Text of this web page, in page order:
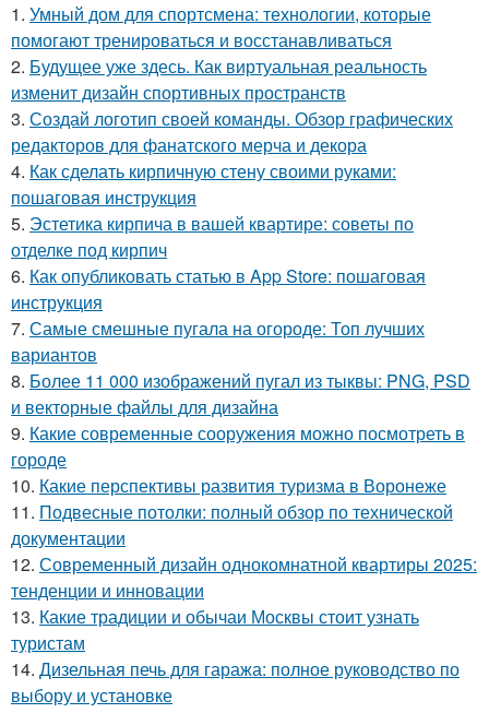
1. Умный дом для спортсмена: технологии, которые
помогают тренироваться и восстанавливаться
2. Будущее уже здесь. Как виртуальная реальность
изменит дизайн спортивных пространств
3. Создай логотип своей команды. Обзор графических
редакторов для фанатского мерча и декора
4. Как сделать кирпичную стену своими руками:
пошаговая инструкция
5. Эстетика кирпича в вашей квартире: советы по
отделке под кирпич
6. Как опубликовать статью в App Store: пошаговая
инструкция
7. Самые смешные пугала на огороде: Топ лучших
вариантов
8. Более 11 000 изображений пугал из тыквы: PNG, PSD
и векторные файлы для дизайна
9. Какие современные сооружения можно посмотреть в
городе
10. Какие перспективы развития туризма в Воронеже
11. Подвесные потолки: полный обзор по технической
документации
12. Современный дизайн однокомнатной квартиры 2025:
тенденции и инновации
13. Какие традиции и обычаи Москвы стоит узнать
туристам
14. Дизельная печь для гаража: полное руководство по
выбору и установке